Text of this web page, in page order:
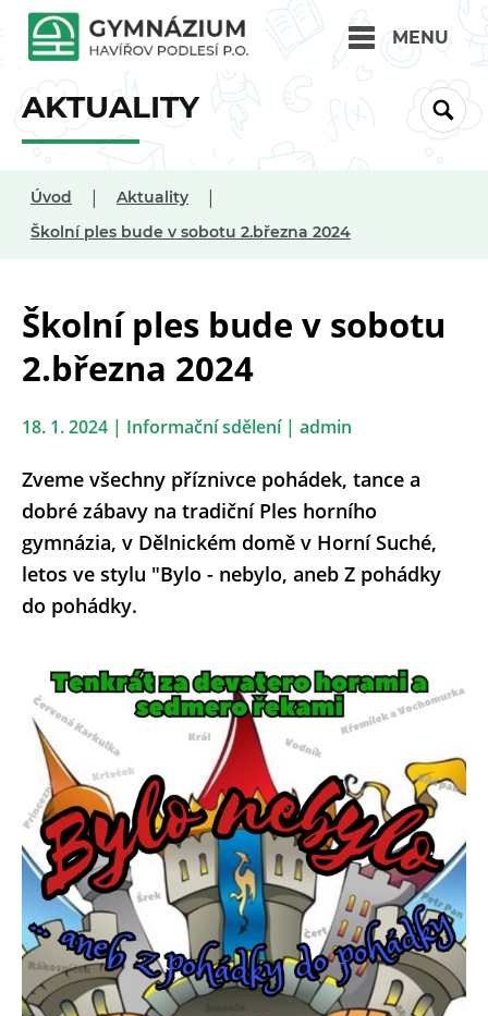
MENU
AKTUALITY
Úvod | Aktuality |
Školní ples bude v sobotu 2.března 2024
Školní ples bude v sobotu
2.března 2024
18. 1. 2024 | Informační sdělení | admin
Zveme všechny příznivce pohádek, tance a
dobré zábavy na tradiční Ples horního
gymnázia, v Dělnickém domě v Horní Suché,
letos ve stylu "Bylo - nebylo, aneb Z pohádky
do pohádky.